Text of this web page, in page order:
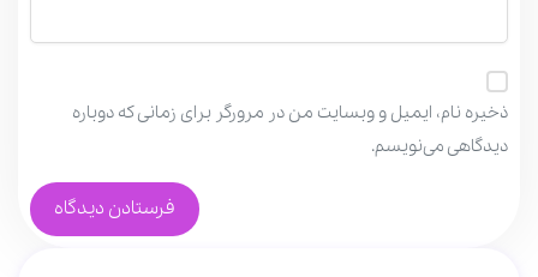
ذخیره نام، ایمیل و وبسایت من در مرورگر برای زمانی که دوباره
دیدگاهی می‌نویسم.